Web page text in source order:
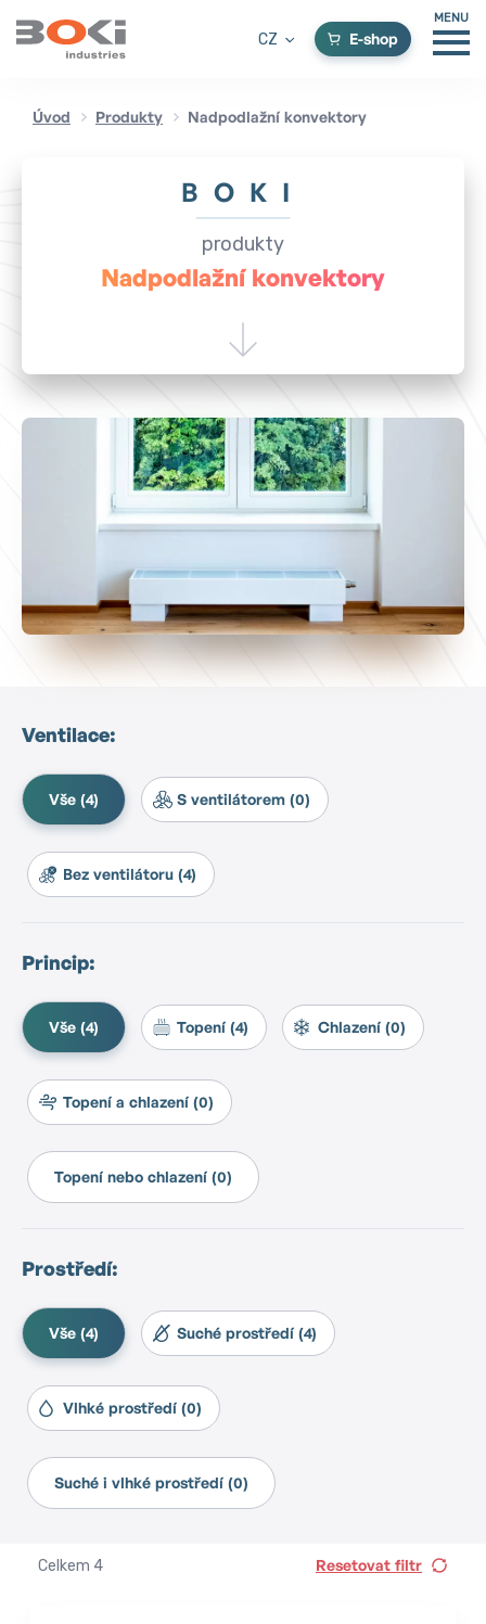
CZ E-shop
MENU
Úvod Produkty Nadpodlažní konvektory
BOKI
produkty
Nadpodlažní konvektory
Ventilace:
Vše (4) S ventilátorem (0)
Bez ventilátoru (4)
Princip:
Vše (4) Topení (4) Chlazení (0)
Topení a chlazení (0)
Topení nebo chlazení (0)
Prostředí:
Vše (4) Suché prostředí (4)
Vlhké prostředí (0)
Suché i vlhké prostředí (0)
Celkem 4 Resetovat filtr